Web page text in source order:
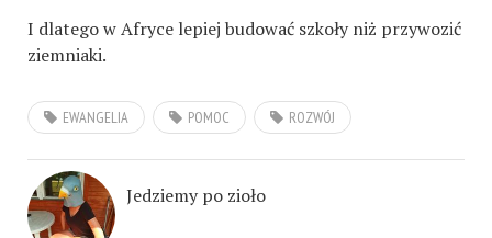
I dlatego w Afryce lepiej budować szkoły niż przywozić
ziemniaki.
EWANGELIA POMOC ROZWÓJ
Jedziemy po zioło